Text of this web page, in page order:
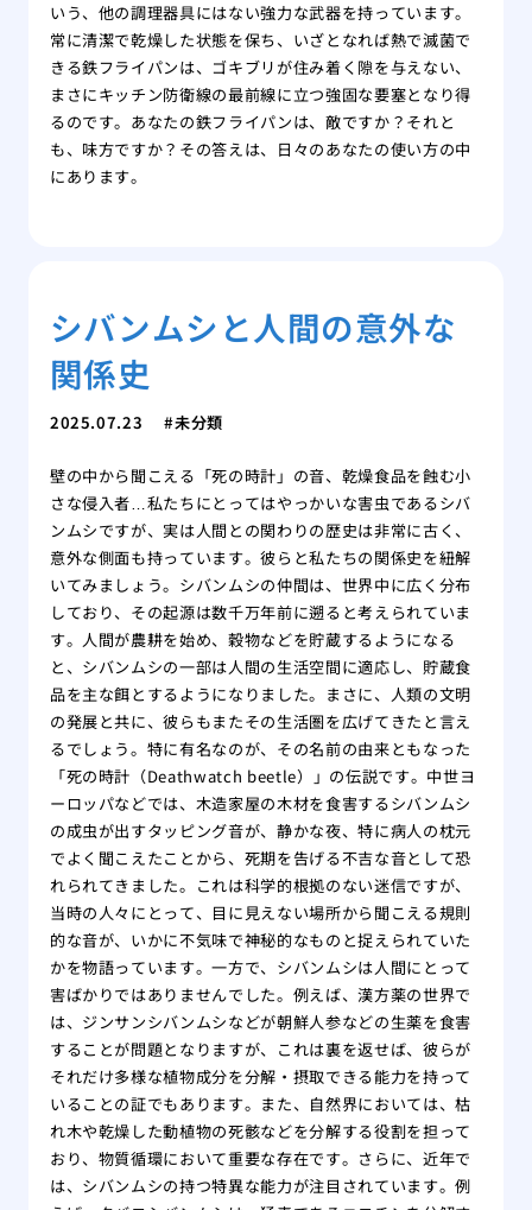
いう、他の調理器具にはない強力な武器を持っています。
常に清潔で乾燥した状態を保ち、いざとなれば熱で滅菌で
きる鉄フライパンは、ゴキブリが住み着く隙を与えない、
まさにキッチン防衛線の最前線に立つ強固な要塞となり得
るのです。あなたの鉄フライパンは、敵ですか？それと
も、味方ですか？その答えは、日々のあなたの使い方の中
にあります。
シバンムシと人間の意外な
関係史
2025.07.23 未分類
壁の中から聞こえる「死の時計」の音、乾燥食品を蝕む小
さな侵入者…私たちにとってはやっかいな害虫であるシバ
ンムシですが、実は人間との関わりの歴史は非常に古く、
意外な側面も持っています。彼らと私たちの関係史を紐解
いてみましょう。シバンムシの仲間は、世界中に広く分布
しており、その起源は数千万年前に遡ると考えられていま
す。人間が農耕を始め、穀物などを貯蔵するようになる
と、シバンムシの一部は人間の生活空間に適応し、貯蔵食
品を主な餌とするようになりました。まさに、人類の文明
の発展と共に、彼らもまたその生活圏を広げてきたと言え
るでしょう。特に有名なのが、その名前の由来ともなった
「死の時計（Deathwatch beetle）」の伝説です。中世ヨ
ーロッパなどでは、木造家屋の木材を食害するシバンムシ
の成虫が出すタッピング音が、静かな夜、特に病人の枕元
でよく聞こえたことから、死期を告げる不吉な音として恐
れられてきました。これは科学的根拠のない迷信ですが、
当時の人々にとって、目に見えない場所から聞こえる規則
的な音が、いかに不気味で神秘的なものと捉えられていた
かを物語っています。一方で、シバンムシは人間にとって
害ばかりではありませんでした。例えば、漢方薬の世界で
は、ジンサンシバンムシなどが朝鮮人参などの生薬を食害
することが問題となりますが、これは裏を返せば、彼らが
それだけ多様な植物成分を分解・摂取できる能力を持って
いることの証でもあります。また、自然界においては、枯
れ木や乾燥した動植物の死骸などを分解する役割を担って
おり、物質循環において重要な存在です。さらに、近年で
は、シバンムシの持つ特異な能力が注目されています。例